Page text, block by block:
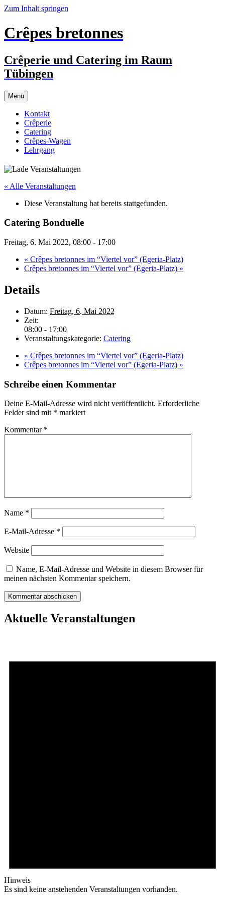
Zum Inhalt springen
Crêpes bretonnes
Crêperie und Catering im Raum
Tübingen
Menü
Kontakt
Crêperie
Catering
Crêpes-Wagen
Lehrgang
« Alle Veranstaltungen
Diese Veranstaltung hat bereits stattgefunden.
Catering Bonduelle
Freitag, 6. Mai 2022, 08:00 - 17:00
« Crêpes bretonnes im “Viertel vor” (Egeria-Platz)
Crêpes bretonnes im “Viertel vor” (Egeria-Platz) »
Details
Datum: Freitag, 6. Mai 2022
Zeit:
08:00 - 17:00
Veranstaltungskategorie: Catering
« Crêpes bretonnes im “Viertel vor” (Egeria-Platz)
Crêpes bretonnes im “Viertel vor” (Egeria-Platz) »
Schreibe einen Kommentar
Deine E-Mail-Adresse wird nicht veröffentlicht. Erforderliche
Felder sind mit * markiert
Kommentar *
Name *
E-Mail-Adresse *
Website
Name, E-Mail-Adresse und Website in diesem Browser für
meinen nächsten Kommentar speichern.
Aktuelle Veranstaltungen
Hinweis
Es sind keine anstehenden Veranstaltungen vorhanden.